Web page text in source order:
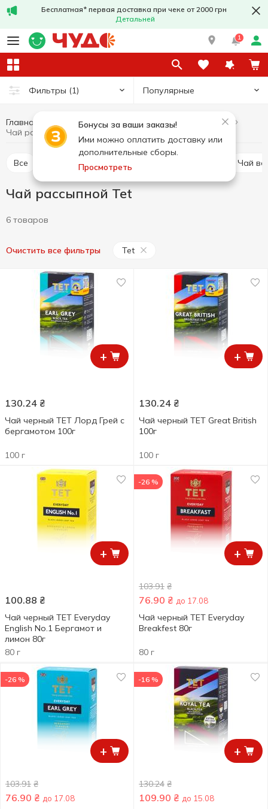
Бесплатная* первая доставка при чеке от 2000 грн
Детальней
1
Фильтры (1) Популярные
Бонусы за ваши заказы!
Ими можно оплатить доставку или
дополнительные сборы.
Просмотреть
Главная Горячие напитки Чай
Чай рассыпной
Чай рассыпной Tet
Все Чай пакетированный Чай
Чай рассыпной Tet
6 товаров
Очистить все фильтры Tet
+
130.24 ₴
Чай черный ТЕТ Лорд Грей с
бергамотом 100г
100 г
+
130.24 ₴
Чай черный ТЕТ Great British
100г
100 г
+
100.88 ₴
Чай черный TET Everyday
English No.1 Бергамот и
лимон 80г
80 г
+
-26 %
103.91 ₴
76.90 ₴ до 17.08
Чай черный TET Everyday
Breakfest 80г
80 г
+
-26 %
103.91 ₴
76.90 ₴ до 17.08
+
-16 %
130.24 ₴
109.90 ₴ до 15.08